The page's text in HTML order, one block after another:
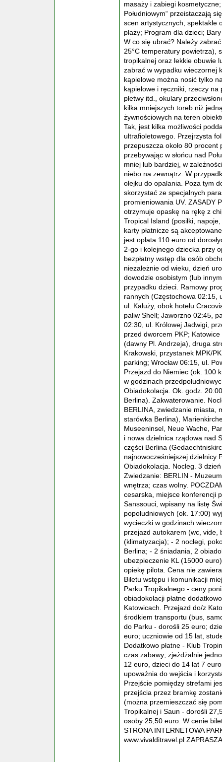
masaży i zabiegi
Południowym“ przeistaczają
scen artystycznych, spektakle
plaży; Program dla dzieci;
W co się ubrać? Należy
25°C temperatury powietrza),
tropikalnej oraz lekkie obuwie
zabrać w wypadku wieczornej
kąpielowe można nosić tylko
kąpielowe i ręczniki, rzeczy na
płetwy itd., okulary
kilka mniejszych toreb niż
żywnościowych na teren
Tak, jest kilka możliwości
ultrafioletowego. Przejrzysta
przepuszcza około 80 procent
przebywając w słońcu nad
mniej lub bardziej, w
niebo na zewnątrz. W
olejku do opalania. Poza tym
skorzystać ze specjalnych
promieniowania UV. ZASADY
otrzymuje opaskę na rękę z
Tropical Island (posiłki,
karty płatnicze są
jest opłata 110 euro od
2-go i kolejnego dziecka przy
bezpłatny wstęp dla osób
niezależnie od wieku, dzień
dowodzie osobistym (lub
przypadku dzieci. Ramowy
rannych (Częstochowa 02:15,
ul. Kałuży, obok hotelu
paliw Shell; Jaworzno 02:45,
02:30, ul. Królowej Jadwigi,
przed dworcem PKP; Katowice
(dawny Pl. Andrzeja), druga
Krakowski, przystanek MPK/
parking; Wrocław 06:15, ul.
Przejazd do Niemiec (ok. 100
w godzinach
Obiadokolacja. Ok. godz.
Berlina). Zakwaterowanie.
BERLINA, zwiedzanie miasta,
starówka Berlina),
Museeninsel, Neue Wache,
i nowa dzielnica rządowa nad
części Berlina
najnowocześniejszej dzielnicy
Obiadokolacja. Nocleg. 3
Zwiedzanie: BERLIN -
wnętrza; czas wolny.
cesarska, miejsce konferencji
Sanssouci, wpisany na listę
popołudniowych (ok. 17:00)
wycieczki w godzinach
przejazd autokarem (wc, vide,
(klimatyzacja); - 2 noclegi,
Berlina; - 2 śniadania, 2
ubezpieczenie KL (15000
opiekę pilota. Cena nie
Biletu wstępu i komunikacji
Parku Tropikalnego - ceny
obiadokolacji płatne
Katowicach. Przejazd do/z
środkiem transportu (bus,
do Parku - dorośli 25 euro;
euro; uczniowie od 15 lat,
Dodatkowo płatne - Klub
czas zabawy; zjeżdżalnie
12 euro, dzieci do 14 lat 7
upoważnia do wejścia i
Przejście pomiędzy strefami
przejścia przez bramkę
(można przemieszczać się
Tropikalnej i Saun - dorośli
osoby 25,50 euro. W cenie
STRONA INTERNETOWA
www.vivalditravel.pl